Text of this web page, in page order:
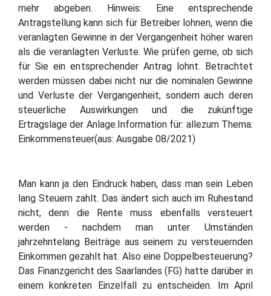
mehr abgeben. Hinweis: Eine entsprechende
Antragstellung kann sich für Betreiber lohnen, wenn die
veranlagten Gewinne in der Vergangenheit höher waren
als die veranlagten Verluste. Wie prüfen gerne, ob sich
für Sie ein entsprechender Antrag lohnt. Betrachtet
werden müssen dabei nicht nur die nominalen Gewinne
und Verluste der Vergangenheit, sondern auch deren
steuerliche Auswirkungen und die zukünftige
Ertragslage der Anlage.Information für: allezum Thema:
Einkommensteuer(aus: Ausgabe 08/2021)
Man kann ja den Eindruck haben, dass man sein Leben
lang Steuern zahlt. Das ändert sich auch im Ruhestand
nicht, denn die Rente muss ebenfalls versteuert
werden - nachdem man unter Umständen
jahrzehntelang Beiträge aus seinem zu versteuernden
Einkommen gezahlt hat. Also eine Doppelbesteuerung?
Das Finanzgericht des Saarlandes (FG) hatte darüber in
einem konkreten Einzelfall zu entscheiden. Im April